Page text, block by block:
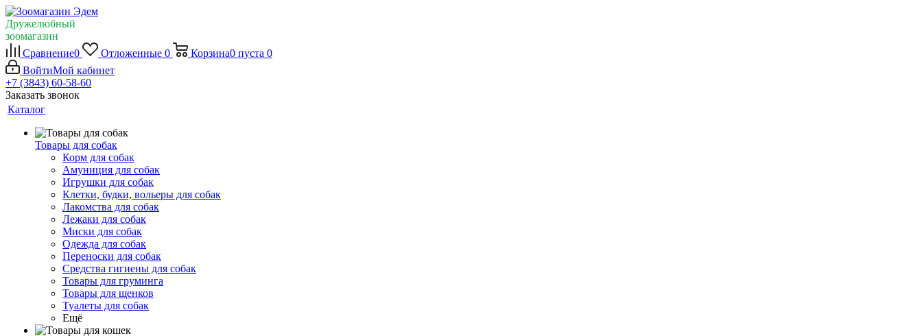
Дружелюбный
зоомагазин
Сравнение0 Отложенные 0 Корзина0 пуста 0
ВойтиМой кабинет
+7 (3843) 60-58-60
Заказать звонок
Каталог
Товары для собак
Корм для собак
Амуниция для собак
Игрушки для собак
Клетки, будки, вольеры для собак
Лакомства для собак
Лежаки для собак
Миски для собак
Одежда для собак
Переноски для собак
Средства гигиены для собак
Товары для груминга
Товары для щенков
Туалеты для собак
Ещё